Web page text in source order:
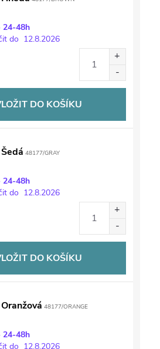
24-48h
do 12.8.2026
DO KOŠÍKU
48177/GRAY
24-48h
do 12.8.2026
DO KOŠÍKU
48177/ORANGE
24-48h
do 12.8.2026